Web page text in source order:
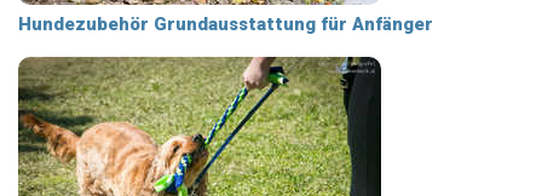
Hundezubehör Grundausstattung für Anfänger